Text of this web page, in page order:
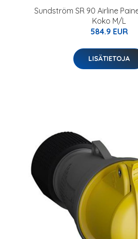
Sundström SR 90 Airline
Koko M/L
584.9 EUR
LISÄTIETOJA